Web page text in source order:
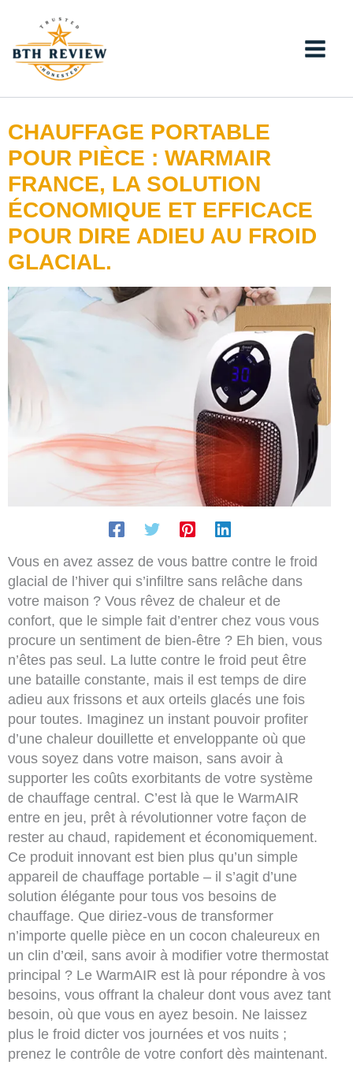
contenu
CHAUFFAGE PORTABLE
POUR PIÈCE : WARMAIR
FRANCE, LA SOLUTION
ÉCONOMIQUE ET EFFICACE
POUR DIRE ADIEU AU FROID
GLACIAL.
Vous en avez assez de vous battre contre le froid
glacial de l’hiver qui s’infiltre sans relâche dans
votre maison ? Vous rêvez de chaleur et de
confort, que le simple fait d’entrer chez vous vous
procure un sentiment de bien-être ? Eh bien, vous
n’êtes pas seul. La lutte contre le froid peut être
une bataille constante, mais il est temps de dire
adieu aux frissons et aux orteils glacés une fois
pour toutes. Imaginez un instant pouvoir profiter
d’une chaleur douillette et enveloppante où que
vous soyez dans votre maison, sans avoir à
supporter les coûts exorbitants de votre système
de chauffage central. C’est là que le WarmAIR
entre en jeu, prêt à révolutionner votre façon de
rester au chaud, rapidement et économiquement.
Ce produit innovant est bien plus qu’un simple
appareil de chauffage portable – il s’agit d’une
solution élégante pour tous vos besoins de
chauffage. Que diriez-vous de transformer
n’importe quelle pièce en un cocon chaleureux en
un clin d’œil, sans avoir à modifier votre thermostat
principal ? Le WarmAIR est là pour répondre à vos
besoins, vous offrant la chaleur dont vous avez tant
besoin, où que vous en ayez besoin. Ne laissez
plus le froid dicter vos journées et vos nuits ;
prenez le contrôle de votre confort dès maintenant.